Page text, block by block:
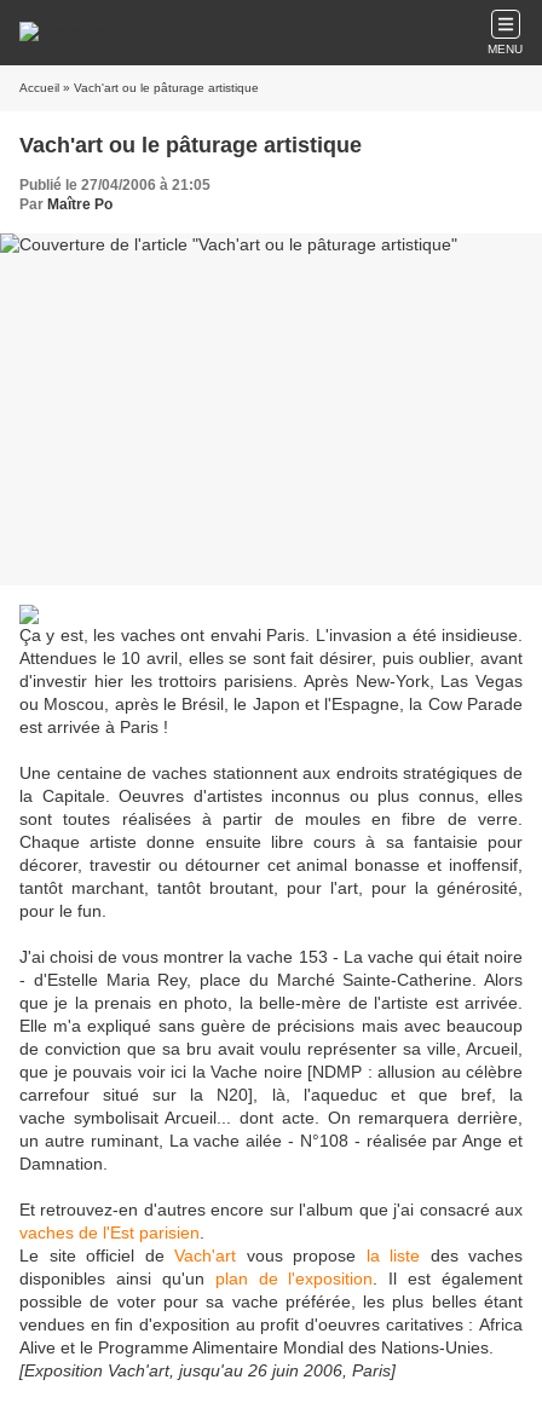
MENU
Accueil » Vach'art ou le pâturage artistique
Vach'art ou le pâturage artistique
Publié le 27/04/2006 à 21:05
Par Maître Po
Ça y est, les vaches ont envahi Paris. L'invasion a été insidieuse.
Attendues le 10 avril, elles se sont fait désirer, puis oublier, avant
d'investir hier les trottoirs parisiens. Après New-York, Las Vegas
ou Moscou, après le Brésil, le Japon et l'Espagne, la Cow Parade
est arrivée à Paris !
Une centaine de vaches stationnent aux endroits stratégiques de
la Capitale. Oeuvres d'artistes inconnus ou plus connus, elles
sont toutes réalisées à partir de moules en fibre de verre.
Chaque artiste donne ensuite libre cours à sa fantaisie pour
décorer, travestir ou détourner cet animal bonasse et inoffensif,
tantôt marchant, tantôt broutant, pour l'art, pour la générosité,
pour le fun.
J'ai choisi de vous montrer la vache 153 - La vache qui était noire
- d'Estelle Maria Rey, place du Marché Sainte-Catherine. Alors
que je la prenais en photo, la belle-mère de l'artiste est arrivée.
Elle m'a expliqué sans guère de précisions mais avec beaucoup
de conviction que sa bru avait voulu représenter sa ville, Arcueil,
que je pouvais voir ici la Vache noire [NDMP : allusion au célèbre
carrefour situé sur la N20], là, l'aqueduc et que bref, la
vache symbolisait Arcueil... dont acte. On remarquera derrière,
un autre ruminant, La vache ailée - N°108 - réalisée par Ange et
Damnation.
Et retrouvez-en d'autres encore sur l'album que j'ai consacré aux
vaches de l'Est parisien
Le site officiel de Vach'art vous propose la liste des vaches
disponibles ainsi qu'un plan de l'exposition . Il est également
possible de voter pour sa vache préférée, les plus belles étant
vendues en fin d'exposition au profit d'oeuvres caritatives : Africa
Alive et le Programme Alimentaire Mondial des Nations-Unies.
[Exposition Vach'art, jusqu'au 26 juin 2006, Paris]